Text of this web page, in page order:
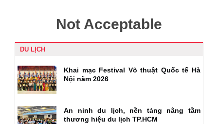
DU LỊCH
Khai mạc Festival Võ thuật Quốc tế Hà
Nội năm 2026
An ninh du lịch, nền tảng nâng tầm
thương hiệu du lịch TP.HCM